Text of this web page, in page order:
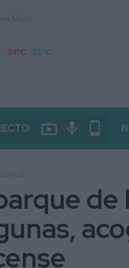
24°C 21°C
live_tv mic phone_android
de